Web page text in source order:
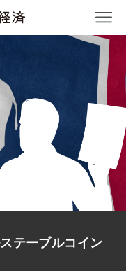
テーブルコイン